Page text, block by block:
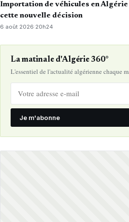
Importation de véhicules en Algérie
cette nouvelle décision
6 août 2026·20h24
La matinale d'Algérie 360°
L'essentiel de l'actualité algérienne chaque
Je m'abonne